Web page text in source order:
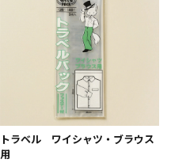
トラベル ワイシャツ・ブラウス
用